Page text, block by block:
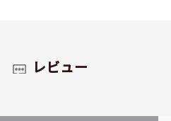
レビュー